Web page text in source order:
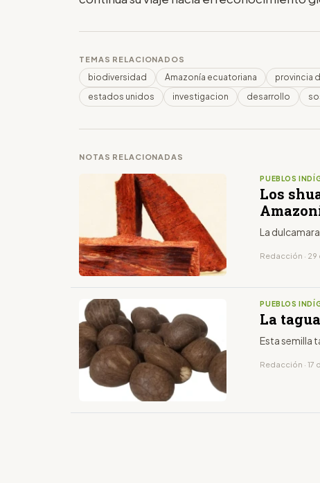
TEMAS RELACIONADOS
biodiversidad Amazonía ecuatoriana provincia
estados unidos
investigacion desarrollo
NOTAS RELACIONADAS
PUEBLOS
Los
La
Redacción ·
PUEBLOS
La
Esta semilla
Redacción ·